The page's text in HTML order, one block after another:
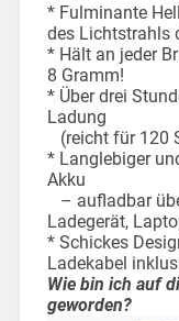
* Fulminante
des Lichtstrahls
* Hält an jeder
8 Gramm!
* Über drei
Ladung
(reicht für 120
* Langlebiger
Akku
– aufladbar
Ladegerät,
* Schickes
Ladekabel
Wie bin ich auf
geworden?